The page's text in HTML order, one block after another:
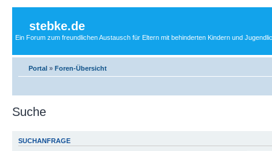
stebke.de
Ein Forum zum freundlichen Austausch für Eltern mit behinderten Kindern und
Portal » Foren-Übersicht
Suche
SUCHANFRAGE